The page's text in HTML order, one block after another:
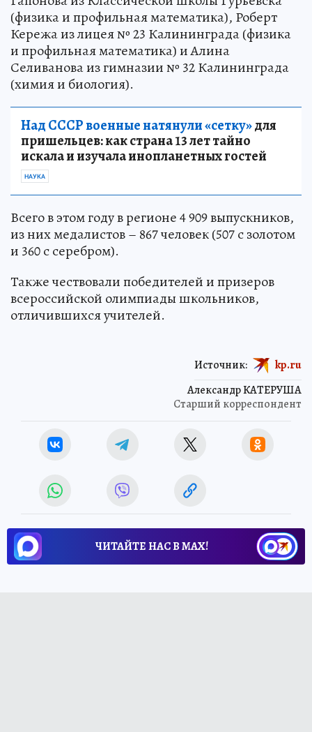
(физика и профильная математика), Роберт
Кережа из лицея № 23 Калининграда (физика
и профильная математика) и Алина
Селиванова из гимназии № 32 Калининграда
(химия и биология).
Над СССР военные натянули «сетку»для
пришельцев: как страна 13 лет тайно
искала и изучала инопланетных гостей
НАУКА
Всего в этом году в регионе 4 909 выпускников,
из них медалистов – 867 человек (507 с золотом
и 360 с серебром).
Также чествовали победителей и призеров
всероссийской олимпиады школьников,
отличившихся учителей.
Александр КАТЕРУША
Старший корреспондент
Источник: kp.ru
ЧИТАЙТЕ НАС В МАХ!